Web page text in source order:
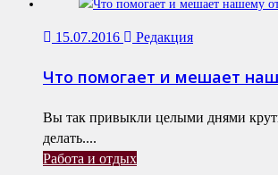
15.07.2016 Редакция
Что помогает и мешает
Вы так привыкли целыми днями
делать....
Работа и отдых